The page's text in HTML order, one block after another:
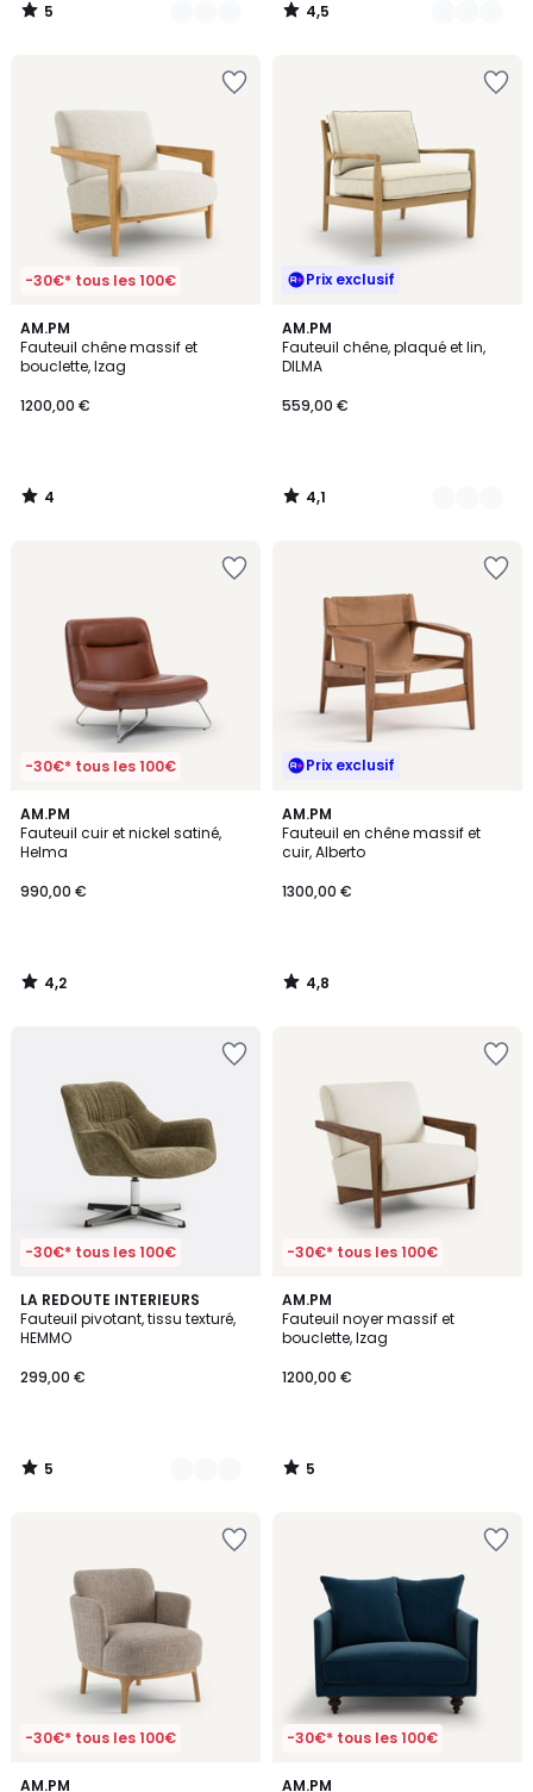
5
/
4,5
/
-30€* tous les 100€
AM.PM
Fauteuil chêne massif et
bouclette, Izag
1200,00 €
4
/
5
4
/
Prix exclusif
AM.PM
Fauteuil chêne, plaqué et lin,
DILMA
559,00 €
4,1
/ 5
2
Couleurs
4,1
/
-30€* tous les 100€
AM.PM
Fauteuil cuir et nickel satiné,
Helma
990,00 €
4,2
/ 5
4,2
/
Prix exclusif
AM.PM
Fauteuil en chêne massif et
cuir, Alberto
1300,00 €
4,8
/ 5
4,8
/
-30€* tous les 100€
LA REDOUTE INTERIEURS
Fauteuil pivotant, tissu texturé,
HEMMO
299,00 €
5
/
5
2
Couleurs
5
/
-30€* tous les 100€
AM.PM
Fauteuil noyer massif et
bouclette, Izag
1200,00 €
5
/
5
5
/
-30€* tous les 100€
AM.PM
5
-30€* tous les 100€
AM.PM
4,5
16